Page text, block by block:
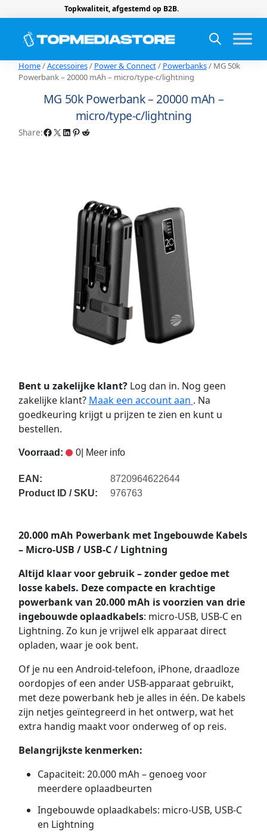
Topkwaliteit, afgestemd op B2B.
Home/Accessoires/ Power & Connect/ Powerbanks/ MG 50k
Powerbank – 20000 mAh – micro/type-c/lightning
MG 50k Powerbank – 20000 mAh –
micro/type-c/lightning
Share:Facebook X LinkedIn Pinterest Reddit
Bent u zakelijke klant?Log dan in. Nog geen
zakelijke klant? Maak een account aan . Na
goedkeuring krijgt u prijzen te zien en kunt u
bestellen.
Voorraad: 0| Meer info
EAN:
8720964622644
Product ID / SKU:
976763
20.000 mAh Powerbank met Ingebouwde Kabels
– Micro-USB / USB-C / Lightning
Altijd klaar voor gebruik – zonder gedoe met
losse kabels. Deze compacte en krachtige
powerbank van 20.000 mAh is voorzien van drie
ingebouwde oplaadkabels: micro-USB, USB-C en
Lightning. Zo kun je vrijwel elk apparaat direct
opladen, waar je ook bent.
Of je nu een Android-telefoon, iPhone, draadloze
oordopjes of een ander USB-apparaat gebruikt,
met deze powerbank heb je alles in één. De kabels
zijn netjes geïntegreerd in het ontwerp, wat het
extra handig maakt voor onderweg of op reis.
Belangrijkste kenmerken:
Capaciteit: 20.000 mAh – genoeg voor
meerdere oplaadbeurten
Ingebouwde oplaadkabels: micro-USB, USB-C
en Lightning